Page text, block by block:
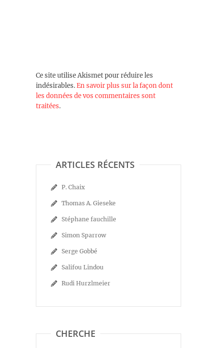
Ce site utilise Akismet pour réduire les
indésirables.En savoir plus sur la façon dont
les données de vos commentaires sont
traitées.
ARTICLES RÉCENTS
P. Chaix
Thomas A. Gieseke
Stéphane fauchille
Simon Sparrow
Serge Gobbé
Salifou Lindou
Rudi Hurzlmeier
CHERCHE